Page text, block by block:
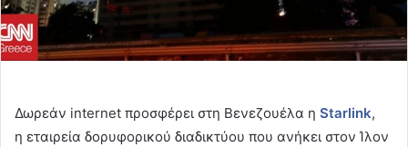
Δωρεάν internet προσφέρει στη Βενεζουέλα η Starlink,
η εταιρεία δορυφορικού διαδικτύου που ανήκει στον Ίλον